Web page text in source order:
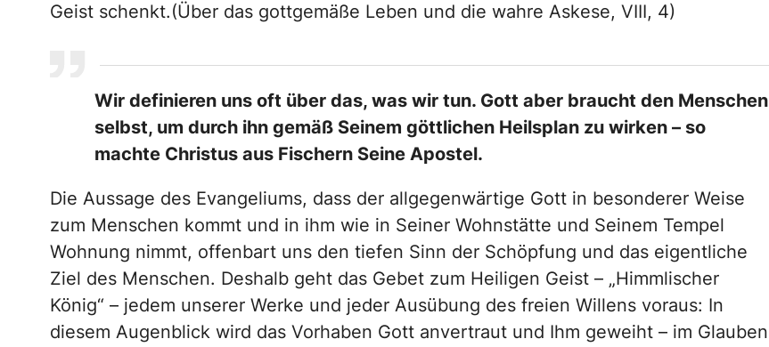
Geist schenkt.(Über das gottgemäße Leben und die wahre Askese, VIII, 4)
Wir definieren uns oft über das, was wir tun. Gott aber braucht den Menschen
selbst, um durch ihn gemäß Seinem göttlichen Heilsplan zu wirken – so
machte Christus aus Fischern Seine Apostel.
Die Aussage des Evangeliums, dass der allgegenwärtige Gott in besonderer Weise
zum Menschen kommt und in ihm wie in Seiner Wohnstätte und Seinem Tempel
Wohnung nimmt, offenbart uns den tiefen Sinn der Schöpfung und das eigentliche
Ziel des Menschen. Deshalb geht das Gebet zum Heiligen Geist – „Himmlischer
König“ – jedem unserer Werke und jeder Ausübung des freien Willens voraus: In
diesem Augenblick wird das Vorhaben Gott anvertraut und Ihm geweiht – im Glauben